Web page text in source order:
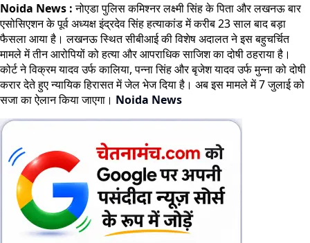
Noida News :नोएडा पुलिस कमिश्नर लक्ष्मी सिंह के पिता और लखनऊ बार
एसोसिएशन के पूर्व अध्यक्ष इंद्रदेव सिंह हत्याकांड में करीब 23 साल बाद बड़ा
फैसला आया है। लखनऊ स्थित सीबीआई की विशेष अदालत ने इस बहुचर्चित
मामले में तीन आरोपियों को हत्या और आपराधिक साजिश का दोषी ठहराया है।
कोर्ट ने विक्रम यादव उर्फ कालिया, पन्ना सिंह और बृजेश यादव उर्फ मुन्ना को दोषी
करार देते हुए न्यायिक हिरासत में जेल भेज दिया है। अब इस मामले में 7 जुलाई को
सजा का ऐलान किया जाएगा। Noida News